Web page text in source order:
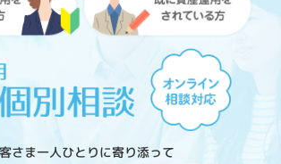
さま一人ひとりに寄り添って